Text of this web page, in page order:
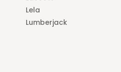
Lela
Lumberjack